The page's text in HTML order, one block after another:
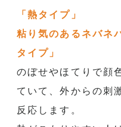
「熱タイプ」
粘り気のあるネバネ
タイプ」
のぼせやほてりで顔
ていて、外からの刺
反応します。